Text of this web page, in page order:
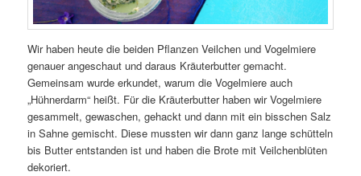
Wir haben heute die beiden Pflanzen Veilchen und Vogelmiere
genauer angeschaut und daraus Kräuterbutter gemacht.
Gemeinsam wurde erkundet, warum die Vogelmiere auch
„Hühnerdarm“ heißt. Für die Kräuterbutter haben wir Vogelmiere
gesammelt, gewaschen, gehackt und dann mit ein bisschen Salz
in Sahne gemischt. Diese mussten wir dann ganz lange schütteln
bis Butter entstanden ist und haben die Brote mit Veilchenblüten
dekoriert.